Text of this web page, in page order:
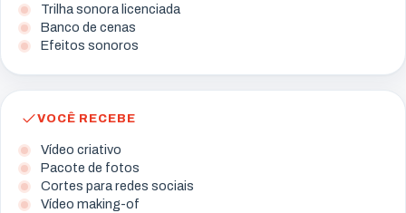
Trilha sonora licenciada
Banco de cenas
Efeitos sonoros
VOCÊ RECEBE
Vídeo criativo
Pacote de fotos
Cortes para redes sociais
Vídeo making-of